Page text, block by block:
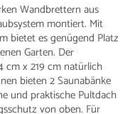
Wandbrettern aus
montiert. Mit
bietet es genügend Platz
Garten. Der
cm x 219 cm natürlich
bieten 2 Saunabänke
und praktische Pultdach
von oben. Für